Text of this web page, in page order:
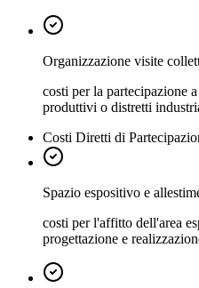
Organizzazione visite
costi per la partecipazione
produttivi o distretti
Costi Diretti di
Spazio espositivo e
costi per l'affitto dell'area
progettazione e